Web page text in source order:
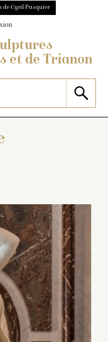
de Cyril Pasquier
et de Trianon